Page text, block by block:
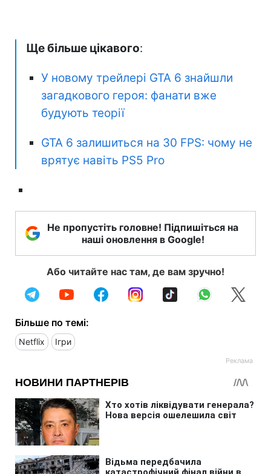
Ще більше цікавого:
У новому трейлері GTA 6 знайшли
загадкового героя: фанати вже
будують теорії
GTA 6 залишиться на 30 FPS: чому не
врятує навіть PS5 Pro
Не пропустіть головне! Підпишіться на
наші оновлення в Google!
Або читайте нас там, де вам зручно!
Більше по темі:
Netflix Ігри